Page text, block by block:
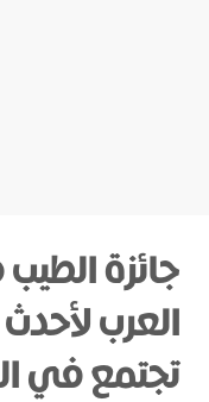
جائزة الطيب
العرب
تجتمع في